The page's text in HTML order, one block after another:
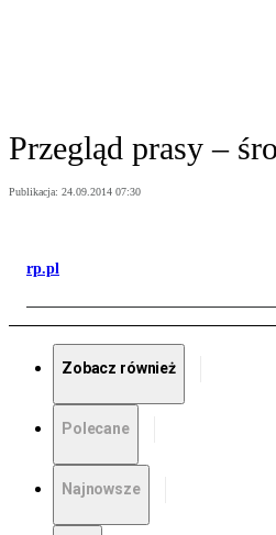
Przegląd prasy –
Publikacja: 24.09.2014 07:30
rp.pl
Zobacz również
Polecane
Najnowsze